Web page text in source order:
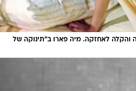
לאחזקה. מיה פארו ב"תינוקה של